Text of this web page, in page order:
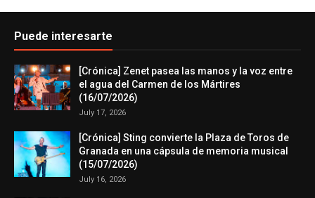
Puede interesarte
[Crónica] Zenet pasea las manos y la voz entre
el agua del Carmen de los Mártires
(16/07/2026)
July 17, 2026
[Crónica] Sting convierte la Plaza de Toros de
Granada en una cápsula de memoria musical
(15/07/2026)
July 16, 2026